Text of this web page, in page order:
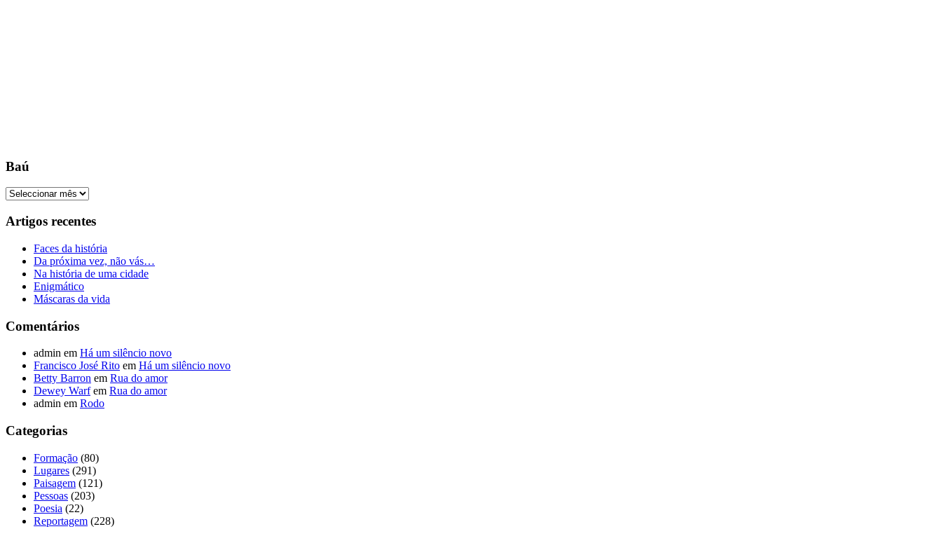
Baú
Baú
Artigos recentes
Faces da história
Da próxima vez, não vás…
Na história de uma cidade
Enigmático
Máscaras da vida
Comentários
admin em Há um silêncio novo
Francisco José Rito em Há um silêncio novo
Betty Barron em Rua do amor
Dewey Warfem Rua do amor
admin em Rodo
Categorias
Formação (80)
Lugares (291)
Paisagem (121)
Pessoas (203)
Poesia (22)
Reportagem (228)